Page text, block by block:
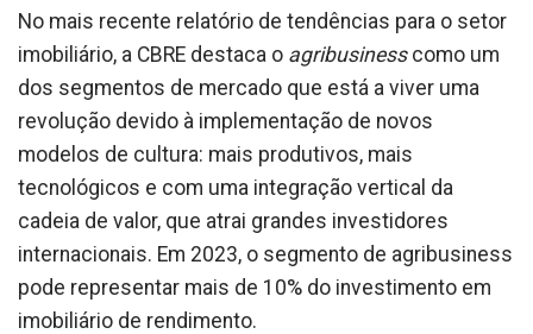
No mais recente relatório de tendências para o setor
imobiliário, a CBRE destaca o agribusiness como um
dos segmentos de mercado que está a viver uma
revolução devido à implementação de novos
modelos de cultura: mais produtivos, mais
tecnológicos e com uma integração vertical da
cadeia de valor, que atrai grandes investidores
internacionais. Em 2023, o segmento de agribusiness
pode representar mais de 10% do investimento em
imobiliário de rendimento.